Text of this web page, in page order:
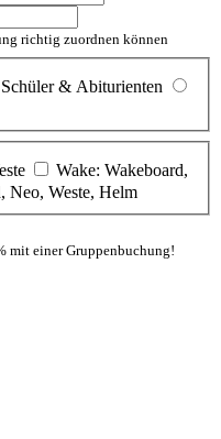
richtig zuordnen können
& Abiturienten
Wake: Wakeboard,
Neo, Weste, Helm
mit einer Gruppenbuchung!